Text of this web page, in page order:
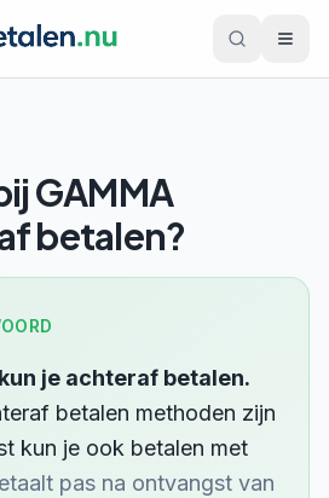
GAMMA
betalen?
kun je achteraf betalen.
betalen methoden zijn
kun je ook betalen met
pas na ontvangst van